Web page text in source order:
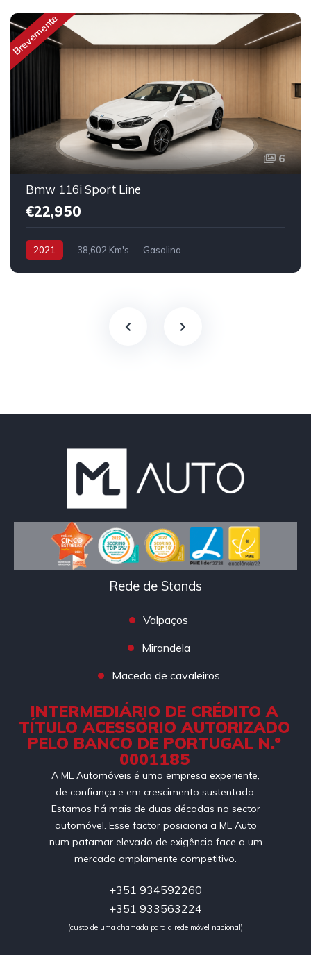
Brevemente
6
Bmw 116i Sport Line
€22,950
2021 38,602 Km's Gasolina
Rede de Stands
Valpaços
Mirandela
Macedo de cavaleiros
INTERMEDIÁRIO DE CRÉDITO A
TÍTULO ACESSÓRIO AUTORIZADO
PELO BANCO DE PORTUGAL N.º
0001185
A ML Automóveis é uma empresa experiente,
de confiança e em crescimento sustentado.
Estamos há mais de duas décadas no sector
automóvel. Esse factor posiciona a ML Auto
num patamar elevado de exigência face a um
mercado amplamente competitivo.
+351 934592260
+351 933563224
(custo de uma chamada para a rede móvel nacional)